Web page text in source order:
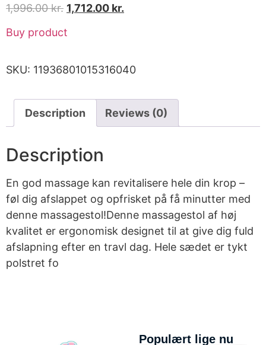
1,996.00kr. 1,712.00 kr.
Buy product
SKU: 11936801015316040
Description Reviews (0)
Description
En god massage kan revitalisere hele din krop –
føl dig afslappet og opfrisket på få minutter med
denne massagestol!Denne massagestol af høj
kvalitet er ergonomisk designet til at give dig fuld
afslapning efter en travl dag. Hele sædet er tykt
polstret fo
Populært lige nu